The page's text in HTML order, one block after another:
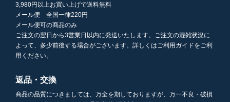
3,980円以上お買い上げで送料無料
メール便 全国一律220円
メール便可の商品のみ
ご注文の翌日から3営業日以内に発送いたします。ご注文の混雑状況に
よって、多少前後する場合がございます。詳しくはご利用ガイドをご利
用ください。
返品・交換
商品の品質につきましては、万全を期しておりますが、万一不良・破損